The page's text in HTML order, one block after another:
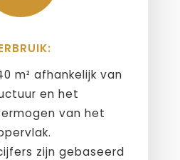
m² afhankelijk van
en het
van het
zijn gebaseerd